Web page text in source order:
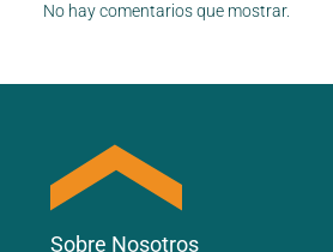
No hay comentarios que mostrar.
Sobre Nosotros